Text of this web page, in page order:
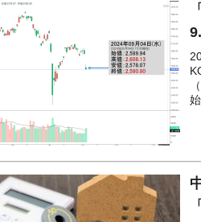
韓国型イージス搭載の次世代駆逐艦
【対日本円】ウォン安が急進！ 日
韓国政府『BYD』車への補助金を